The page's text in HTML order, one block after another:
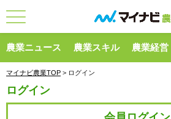
農業ニュース 農業スキル 農業経営
マイナビ農業TOP > ログイン
ログイン